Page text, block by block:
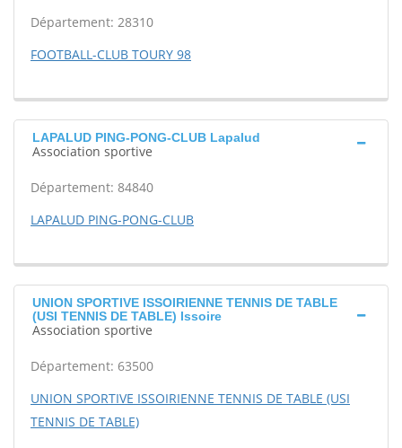
Département: 28310
FOOTBALL-CLUB TOURY 98
LAPALUD PING-PONG-CLUB Lapalud
Association sportive
Département: 84840
LAPALUD PING-PONG-CLUB
UNION SPORTIVE ISSOIRIENNE TENNIS DE TABLE
(USI TENNIS DE TABLE) Issoire
Association sportive
Département: 63500
UNION SPORTIVE ISSOIRIENNE TENNIS DE TABLE (USI
TENNIS DE TABLE)